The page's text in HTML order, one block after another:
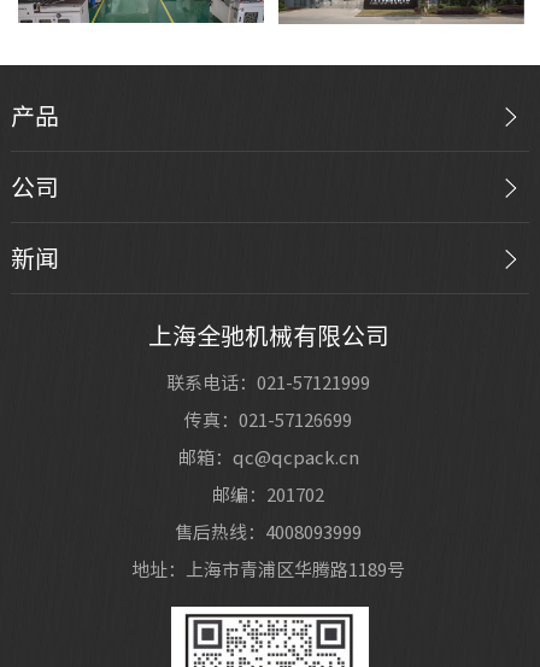
产品
公司
新闻
上海全驰机械有限公司
联系电话：021-57121999
传真：021-57126699
邮箱：qc@qcpack.cn
邮编：201702
售后热线：4008093999
地址：上海市青浦区华腾路1189号